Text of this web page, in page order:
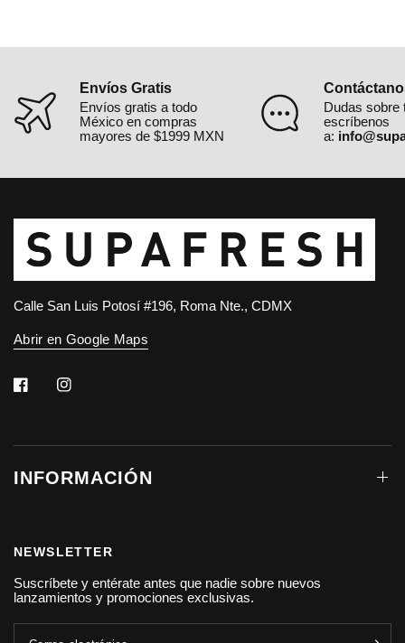
Envíos Gratis
Envíos gratis a todo
México en compras
mayores de $1999 MXN
Dudas sobre
escríbenos
a:
Calle San Luis Potosí #196, Roma Nte., CDMX
Abrir en Google Maps
INFORMACIÓN
NEWSLETTER
Suscríbete y entérate antes que nadie sobre nuevos
lanzamientos y promociones exclusivas.